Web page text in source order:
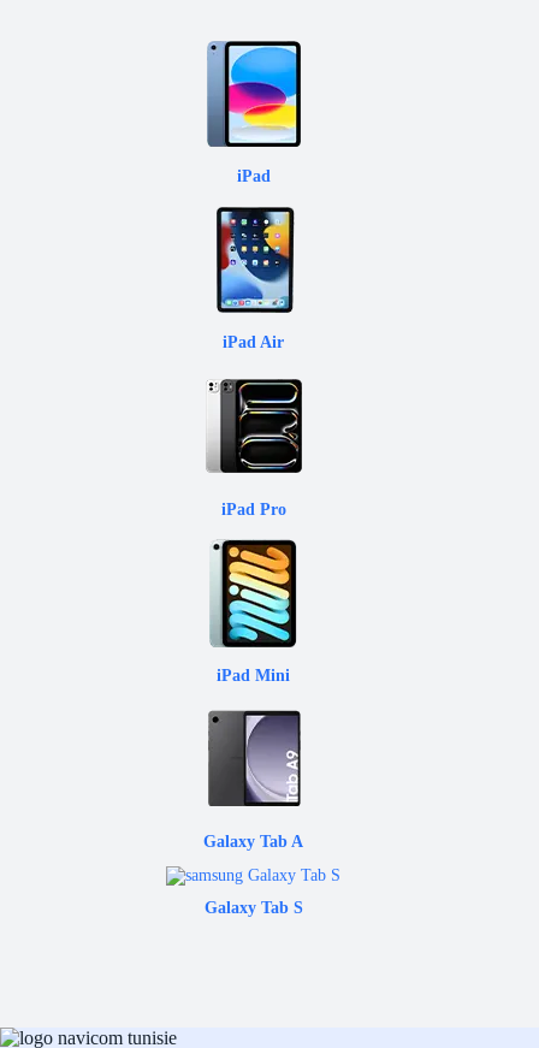
iPad
iPad Air
iPad Pro
iPad Mini
Galaxy Tab A
Galaxy Tab S